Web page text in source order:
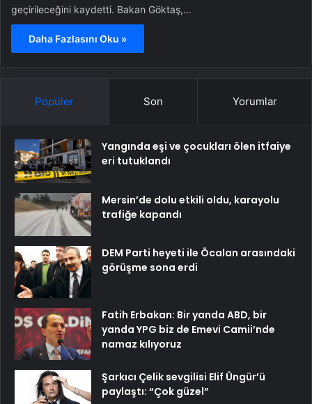
geçirileceğini kaydetti. Bakan Göktaş,…
Daha Fazlasını Oku »
Popüler Son Yorumlar
Yangında eşi ve çocukları ölen itfaiye
eri tutuklandı
Mersin’de dolu etkili oldu, karayolu
trafiğe kapandı
DEM Parti heyeti ile Öcalan arasındaki
görüşme sona erdi
Fatih Erbakan: Bir yanda ABD, bir
yanda YPG biz de Emevi Camii’nde
namaz kılıyoruz
Şarkıcı Çelik sevgilisi Elif Üngür’ü
paylaştı: “Çok güzel”